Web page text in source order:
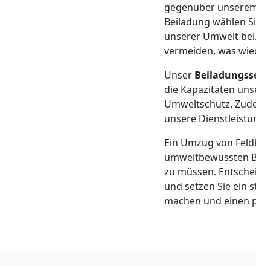
gegenüber
Beiladung wählen
unserer Umwelt
vermeiden, was
Unser
die Kapazitäten
Umweltschutz.
unsere
Ein Umzug von
umweltbewussten
zu müssen.
und setzen Sie ein
machen und einen
Klaviertransport